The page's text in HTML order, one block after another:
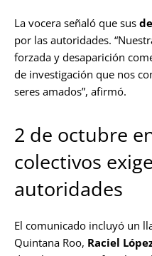
La vocera señaló que sus
por las autoridades.
forzada y desaparición
de investigación que nos
seres amados”, afirmó.
2 de octubre
colectivos
autoridades
El comunicado incluyó un
Quintana Roo, Raciel